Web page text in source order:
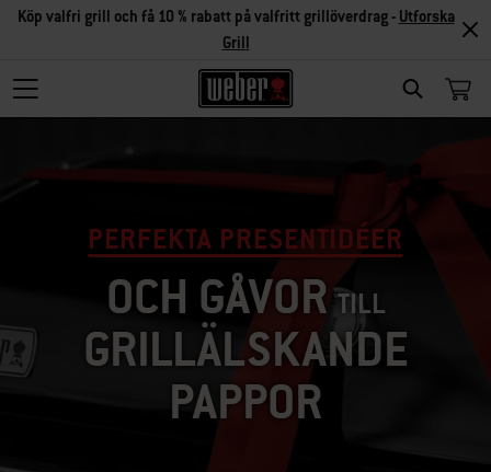
SEARCH
Köp valfri grill och få 10 % rabatt på valfritt grillöverdrag - Utforska
Grill
PERFEKTA PRESENTIDÉER
OCH GÅVORTILL
GRILLÄLSKANDE
PAPPOR